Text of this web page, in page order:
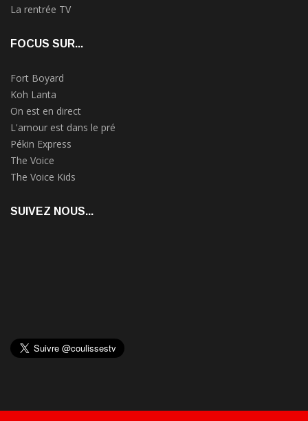
La rentrée TV
FOCUS SUR...
Fort Boyard
Koh Lanta
On est en direct
L'amour est dans le pré
Pékin Express
The Voice
The Voice Kids
SUIVEZ NOUS...